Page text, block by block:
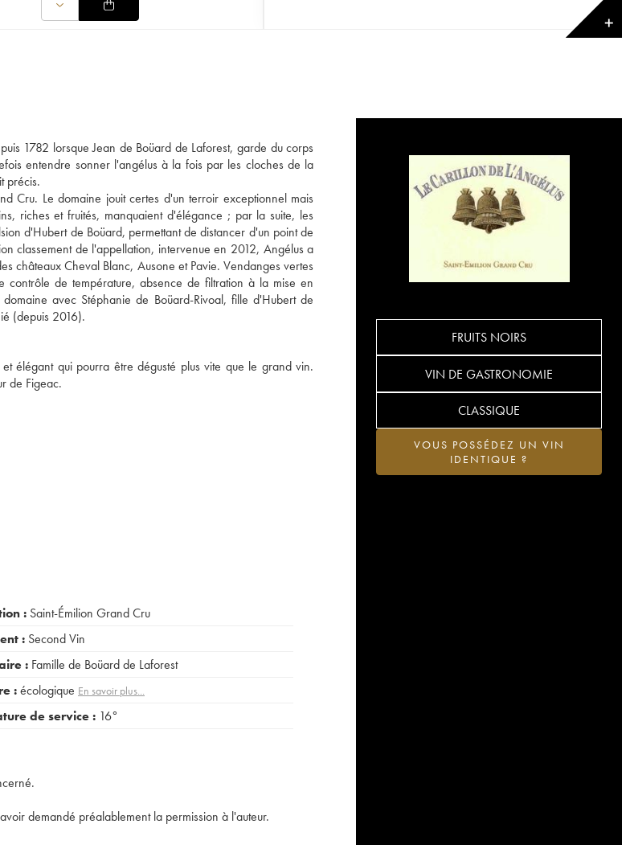
✕
1782 lorsque Jean de Boüard de Laforest, garde du corps
entendre sonner l'angélus à la fois par les cloches de la
précis.
Cru. Le domaine jouit certes d'un terroir exceptionnel mais
riches et fruités, manquaient d'élégance ; par la suite, les
d'Hubert de Boüard, permettant de distancer d'un point de
classement de l'appellation, intervenue en 2012, Angélus a
châteaux Cheval Blanc, Ausone et Pavie. Vendanges vertes
de température, absence de filtration à la mise en
avec Stéphanie de Boüard-Rivoal, fille d'Hubert de
(depuis 2016).
élégant qui pourra être dégusté plus vite que le grand vin.
de Figeac.
FRUITS NOIRS
VIN DE GASTRONOMIE
CLASSIQUE
VOUS POSSÉDEZ UN VIN
IDENTIQUE ?
: Saint-Émilion Grand Cru
: Second Vin
: Famille de Boüard de Laforest
:écologique En savoir plus...
de service : 16°
demandé préalablement la permission à l'auteur.